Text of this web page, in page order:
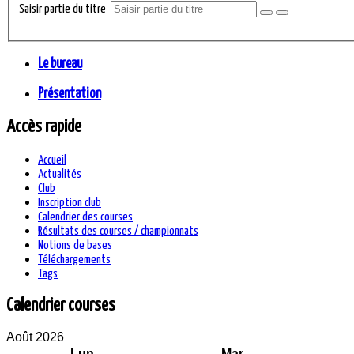
Saisir partie du titre
Le bureau
Présentation
Accès rapide
Accueil
Actualités
Club
Inscription club
Calendrier des courses
Résultats des courses / championnats
Notions de bases
Téléchargements
Tags
Calendrier courses
Août 2026